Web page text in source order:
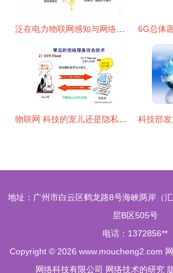
泛在电力物联网感知与网络关键技术融合研究
物联网 科技的宠儿还是隐私的窥探者？
地址：广州市白云区鹤龙路8号海峡两岸（
层B区505号
电话：1372856**
Copyright © 2026 www.moucheng2.com
网络科技有限公司 网络技术的研究